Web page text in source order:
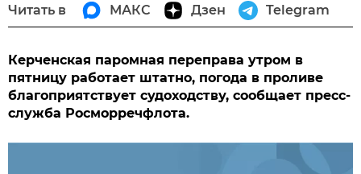
Читать в МАКС Дзен Telegram
Керченская паромная переправа утром в
пятницу работает штатно, погода в проливе
благоприятствует судоходству, сообщает пресс-
служба Росморречфлота.